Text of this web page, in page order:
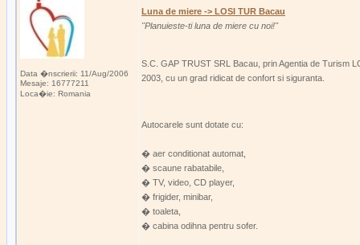
Data �nscrierii: 11/Aug/2006
Mesaje: 16777211
Loca�ie: Romania
Luna de miere -> LOSI TUR Bacau
"Planuieste-ti luna de miere cu noi!"
S.C. GAP TRUST SRL Bacau, prin Agentia de Turism
2003, cu un grad ridicat de confort si siguranta.
Autocarele sunt dotate cu:
� aer conditionat automat,
� scaune rabatabile,
� TV, video, CD player,
� frigider, minibar,
� toaleta,
� cabina odihna pentru sofer.